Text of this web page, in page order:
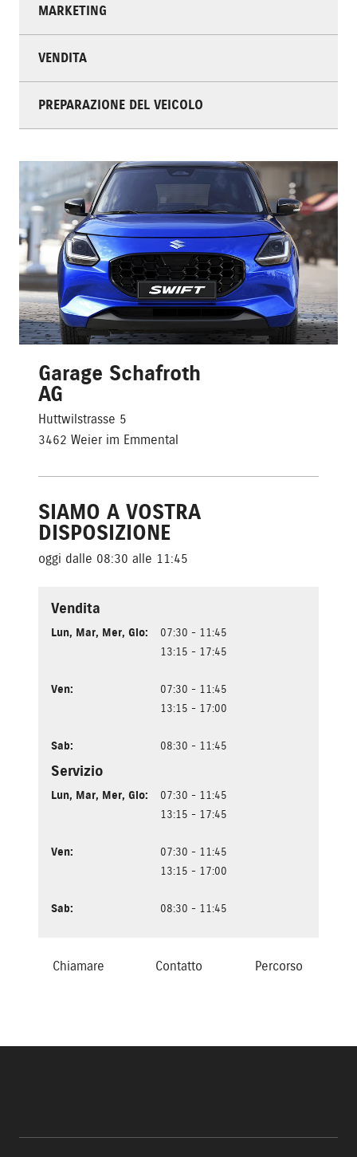
MARKETING
VENDITA
PREPARAZIONE DEL VEICOLO
Garage Schafroth
AG
Huttwilstrasse 5
3462 Weier im Emmental
SIAMO A VOSTRA
DISPOSIZIONE
oggi dalle 08:30 alle 11:45
Vendita
Lun, Mar, Mer, Gio:
07:30 - 11:45
13:15 - 17:45
Ven:
07:30 - 11:45
13:15 - 17:00
Sab: 08:30 - 11:45
Servizio
Lun, Mar, Mer, Gio:
07:30 - 11:45
13:15 - 17:45
Ven:
07:30 - 11:45
13:15 - 17:00
Sab: 08:30 - 11:45
Chiamare Contatto Percorso